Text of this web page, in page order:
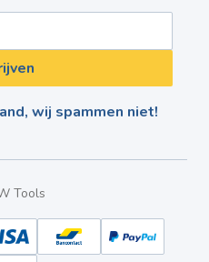
wij spammen niet!
Tools